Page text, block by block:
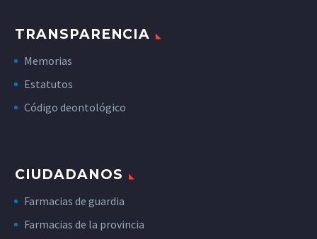
TRANSPARENCIA
Memorias
Estatutos
Código deontológico
CIUDADANOS
Farmacias de guardia
Farmacias de la provincia